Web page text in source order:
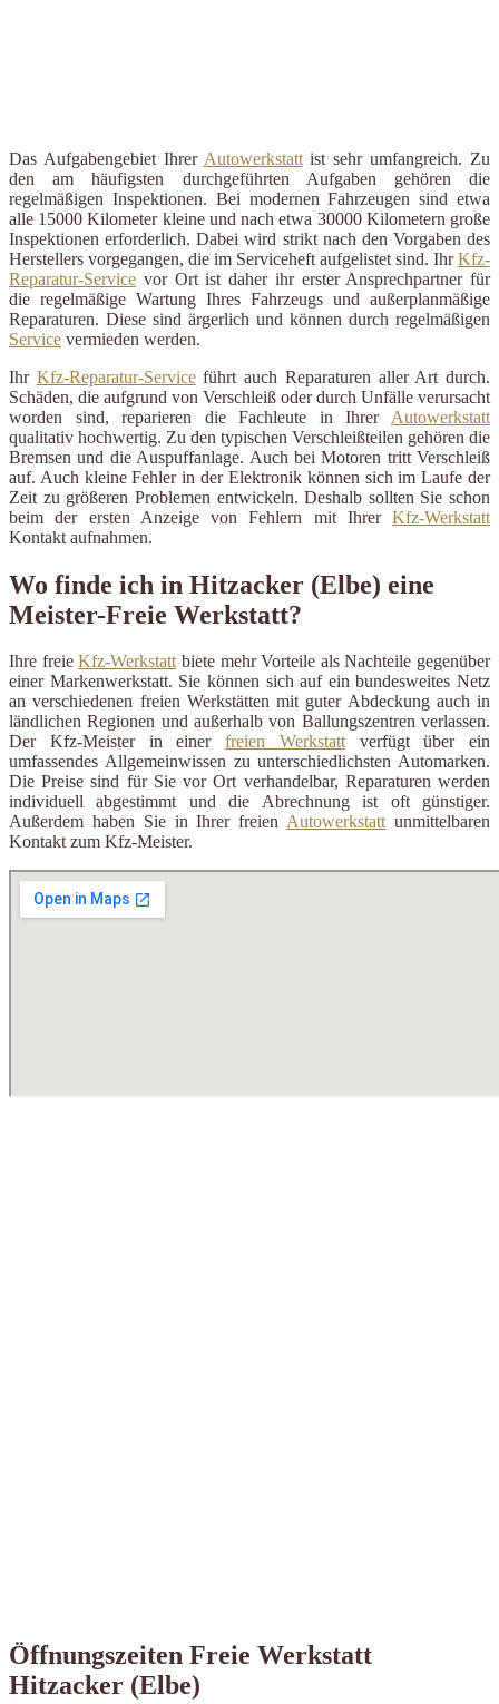
Das Aufgabengebiet Ihrer Autowerkstattist sehr umfangreich. Zu
den am häufigsten durchgeführten Aufgaben gehören die
regelmäßigen Inspektionen. Bei modernen Fahrzeugen sind etwa
alle 15000 Kilometer kleine und nach etwa 30000 Kilometern große
Inspektionen erforderlich. Dabei wird strikt nach den Vorgaben des
Herstellers vorgegangen, die im Serviceheft aufgelistet sind. IhrKfz-
Reparatur-Service vor Ort ist daher ihr erster Ansprechpartner für
die regelmäßige Wartung Ihres Fahrzeugs und außerplanmäßige
Reparaturen. Diese sind ärgerlich und können durch regelmäßigen
Service vermieden werden.
Ihr Kfz-Reparatur-Serviceführt auch Reparaturen aller Art durch.
Schäden, die aufgrund von Verschleiß oder durch Unfälle verursacht
worden sind, reparieren die Fachleute in Ihrer Autowerkstatt
qualitativ hochwertig. Zu den typischen Verschleißteilen gehören die
Bremsen und die Auspuffanlage. Auch bei Motoren tritt Verschleiß
auf. Auch kleine Fehler in der Elektronik können sich im Laufe der
Zeit zu größeren Problemen entwickeln. Deshalb sollten Sie schon
beim der ersten Anzeige von Fehlern mit Ihrer Kfz-Werkstatt
Kontakt aufnahmen.
Wo finde ich in Hitzacker (Elbe) eine
Meister-Freie Werkstatt?
Ihre freieKfz-Werkstattbiete mehr Vorteile als Nachteile gegenüber
einer Markenwerkstatt. Sie können sich auf ein bundesweites Netz
an verschiedenen freien Werkstätten mit guter Abdeckung auch in
ländlichen Regionen und außerhalb von Ballungszentren verlassen.
Der Kfz-Meister in einer freien Werkstattverfügt über ein
umfassendes Allgemeinwissen zu unterschiedlichsten Automarken.
Die Preise sind für Sie vor Ort verhandelbar, Reparaturen werden
individuell abgestimmt und die Abrechnung ist oft günstiger.
Außerdem haben Sie in Ihrer freienAutowerkstattunmittelbaren
Kontakt zum Kfz-Meister.
Öffnungszeiten Freie Werkstatt
Hitzacker (Elbe)